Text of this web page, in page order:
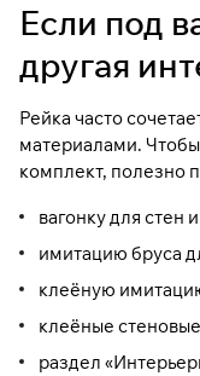
Если под
другая
Рейка часто
материалами.
комплект, полезно
вагонку для стен
имитацию бруса
клеёную
клеёные
раздел